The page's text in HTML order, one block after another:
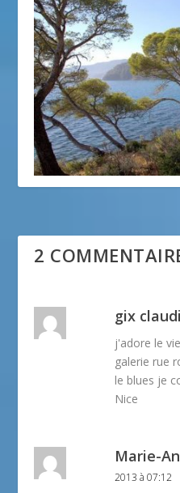
2
gix
j'adore le
galerie rue
le blues je
Nice
Marie-
2013 à 07:12